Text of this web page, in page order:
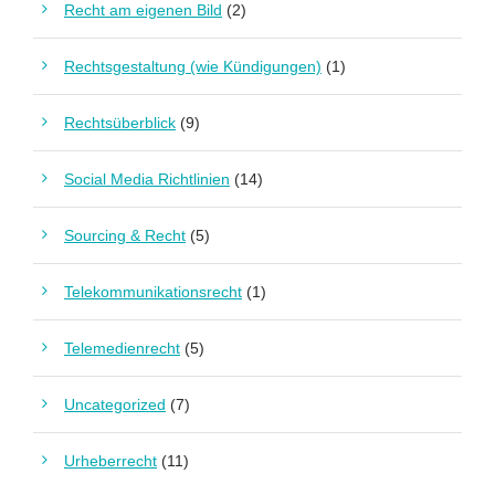
Recht am eigenen Bild (2)
Rechtsgestaltung (wie Kündigungen) (1)
Rechtsüberblick (9)
Social Media Richtlinien (14)
Sourcing & Recht (5)
Telekommunikationsrecht (1)
Telemedienrecht (5)
Uncategorized (7)
Urheberrecht (11)